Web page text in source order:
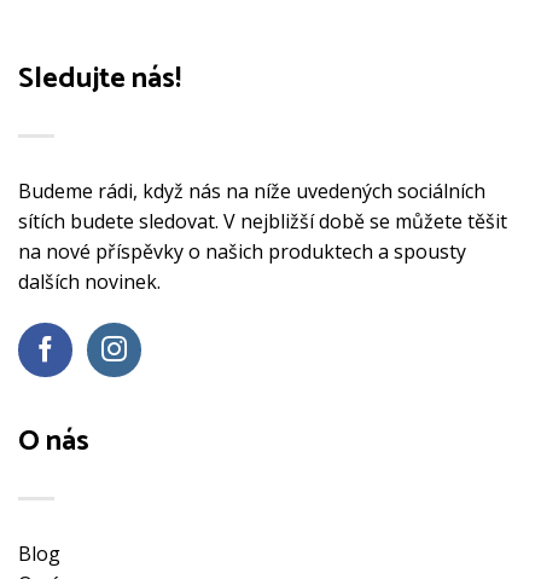
Sledujte nás!
Budeme rádi, když nás na níže uvedených sociálních
sítích budete sledovat. V nejbližší době se můžete těšit
na nové příspěvky o našich produktech a spousty
dalších novinek.
O nás
Blog